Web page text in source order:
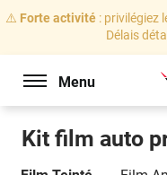
⚠️ Forte activité: privilégiez
Délais
Menu
Kit film auto